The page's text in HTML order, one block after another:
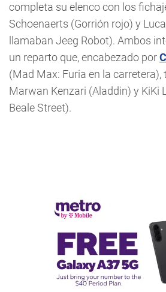
completa su elenco con los
Schoenaerts (Gorrión rojo) y
llamaban Jeeg Robot). Ambos
un reparto que, encabezado por
(Mad Max: Furia en la
Marwan Kenzari (Aladdin) y KiKi
Beale Street).